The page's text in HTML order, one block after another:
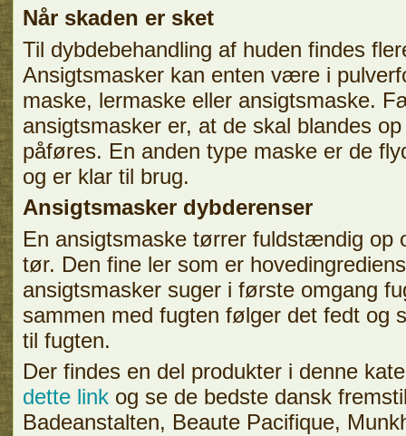
Når skaden er sket
Til dybdebehandling af huden findes
Ansigtsmasker kan enten være i
maske, lermaske eller ansigtsmaske.
ansigtsmasker er, at de skal blandes
påføres. En anden type maske er de
og er klar til brug.
Ansigtsmasker dybderenser
En ansigtsmaske tørrer fuldstændig op
tør. Den fine ler som er
ansigtsmasker suger i første omgang
sammen med fugten følger det fedt og
til fugten.
Der findes en del produkter i denne
dette link og se de bedste dansk
Badeanstalten, Beaute Pacifique,